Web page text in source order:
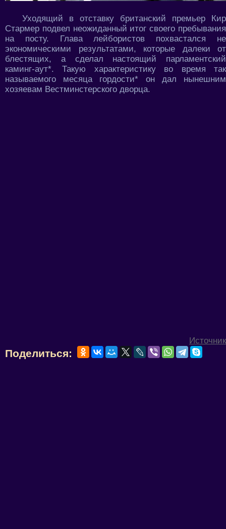
Уходящий в отставку британский премьер Кир
Стармер подвел неожиданный итог своего пребывания
на посту. Глава лейбористов похвастался не
экономическими результатами, которые далеки от
блестящих, а сделал настоящий парламентский
каминг-аут*. Такую характеристику во время так
называемого месяца гордости* он дал нынешним
хозяевам Вестминстерского дворца.
Источник
Поделиться: